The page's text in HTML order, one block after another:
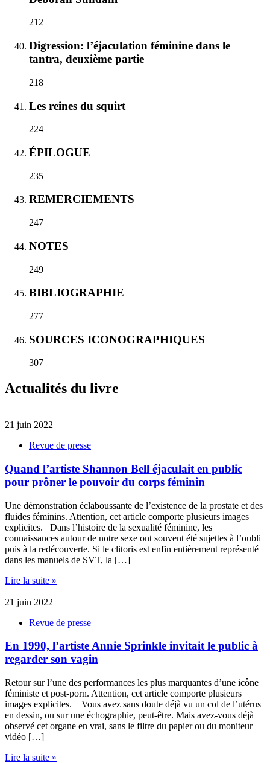
212
Digression: l’éjaculation féminine dans le
tantra, deuxième partie
218
Les reines du squirt
224
ÉPILOGUE
235
REMERCIEMENTS
247
NOTES
249
BIBLIOGRAPHIE
277
SOURCES ICONOGRAPHIQUES
307
Actualités du livre
21 juin 2022
Revue de presse
Quand l’artiste Shannon Bell éjaculait en public
pour prôner le pouvoir du corps féminin
Une démonstration éclaboussante de l’existence de la prostate et des
fluides féminins. Attention, cet article comporte plusieurs images
explicites. Dans l’histoire de la sexualité féminine, les
connaissances autour de notre sexe ont souvent été sujettes à l’oubli
puis à la redécouverte. Si le clitoris est enfin entièrement représenté
dans les manuels de SVT, la […]
Lire la suite »
21 juin 2022
Revue de presse
En 1990, l’artiste Annie Sprinkle invitait le public à
regarder son vagin
Retour sur l’une des performances les plus marquantes d’une icône
féministe et post-porn. Attention, cet article comporte plusieurs
images explicites. Vous avez sans doute déjà vu un col de l’utérus
en dessin, ou sur une échographie, peut-être. Mais avez-vous déjà
observé cet organe en vrai, sans le filtre du papier ou du moniteur
vidéo […]
Lire la suite »